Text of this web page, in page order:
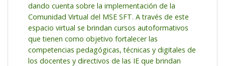
dando cuenta sobre la implementación de la
Comunidad Virtual del MSE SFT. A través de este
espacio virtual se brindan cursos autoformativos
que tienen como objetivo fortalecer las
competencias pedagógicas, técnicas y digitales de
los docentes y directivos de las IE que brindan